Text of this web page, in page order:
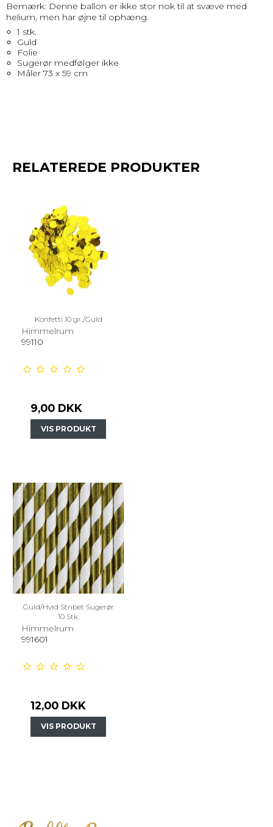
Bemærk: Denne ballon er ikke stor nok til at svæve med
helium, men har øjne til ophæng.
1 stk.
Guld
Folie
Sugerør medfølger ikke
Måler 73 x 59 cm
RELATEREDE PRODUKTER
Konfetti 10 gr./Guld
Himmelrum
99110
9,00 DKK
VIS PRODUKT
Guld/Hvid Stribet Sugerør
10 Stk.
Himmelrum
991601
12,00 DKK
VIS PRODUKT